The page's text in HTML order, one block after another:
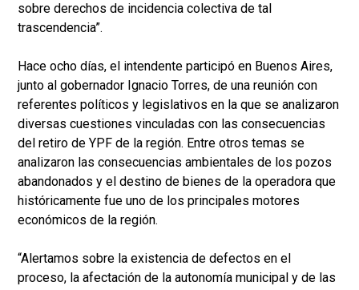
sobre derechos de incidencia colectiva de tal
trascendencia”.
Hace ocho días, el intendente participó en Buenos Aires,
junto al gobernador Ignacio Torres, de una reunión con
referentes políticos y legislativos en la que se analizaron
diversas cuestiones vinculadas con las consecuencias
del retiro de YPF de la región. Entre otros temas se
analizaron las consecuencias ambientales de los pozos
abandonados y el destino de bienes de la operadora que
históricamente fue uno de los principales motores
económicos de la región.
“Alertamos sobre la existencia de defectos en el
proceso, la afectación de la autonomía municipal y de las